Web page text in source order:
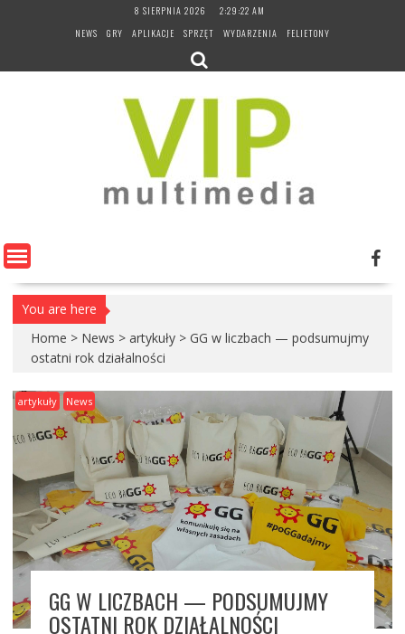
8 SIERPNIA 2026
2:29:23 AM
NEWS
GRY APLIKACJE SPRZĘT WYDARZENIA FELIETONY
You are here
Home > News > artykuły > GG w liczbach — podsumujmy
ostatni rok działalności
artykuły News
GG W LICZBACH — PODSUMUJMY
OSTATNI ROK DZIAŁALNOŚCI